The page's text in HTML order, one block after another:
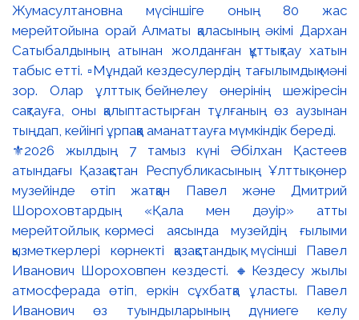
⚜️2026 жылдың 7 тамыз күні Әбілхан Қастеев
атындағы Қазақстан Республикасының Ұлттық өнер
музейінде өтіп жатқан Павел және Дмитрий
Шороховтардың «Қала мен дәуір» атты
мерейтойлық көрмесі аясында музейдің ғылыми
қызметкерлері көрнекті қазақстандық мүсінші Павел
Иванович Шороховпен кездесті. 🔸Кездесу жылы
атмосферада өтіп, еркін сұхбатқа ұласты. Павел
Иванович өз туындыларының дүниеге келу